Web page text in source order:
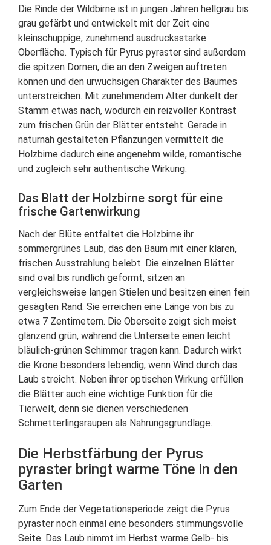
Die Rinde der Wildbirne ist in jungen Jahren hellgrau bis
grau gefärbt und entwickelt mit der Zeit eine
kleinschuppige, zunehmend ausdrucksstarke
Oberfläche. Typisch für Pyrus pyraster sind außerdem
die spitzen Dornen, die an den Zweigen auftreten
können und den urwüchsigen Charakter des Baumes
unterstreichen. Mit zunehmendem Alter dunkelt der
Stamm etwas nach, wodurch ein reizvoller Kontrast
zum frischen Grün der Blätter entsteht. Gerade in
naturnah gestalteten Pflanzungen vermittelt die
Holzbirne dadurch eine angenehm wilde, romantische
und zugleich sehr authentische Wirkung.
Das Blatt der Holzbirne sorgt für eine
frische Gartenwirkung
Nach der Blüte entfaltet die Holzbirne ihr
sommergrünes Laub, das den Baum mit einer klaren,
frischen Ausstrahlung belebt. Die einzelnen Blätter
sind oval bis rundlich geformt, sitzen an
vergleichsweise langen Stielen und besitzen einen fein
gesägten Rand. Sie erreichen eine Länge von bis zu
etwa 7 Zentimetern. Die Oberseite zeigt sich meist
glänzend grün, während die Unterseite einen leicht
bläulich-grünen Schimmer tragen kann. Dadurch wirkt
die Krone besonders lebendig, wenn Wind durch das
Laub streicht. Neben ihrer optischen Wirkung erfüllen
die Blätter auch eine wichtige Funktion für die
Tierwelt, denn sie dienen verschiedenen
Schmetterlingsraupen als Nahrungsgrundlage.
Die Herbstfärbung der Pyrus
pyraster bringt warme Töne in den
Garten
Zum Ende der Vegetationsperiode zeigt die Pyrus
pyraster noch einmal eine besonders stimmungsvolle
Seite. Das Laub nimmt im Herbst warme Gelb- bis